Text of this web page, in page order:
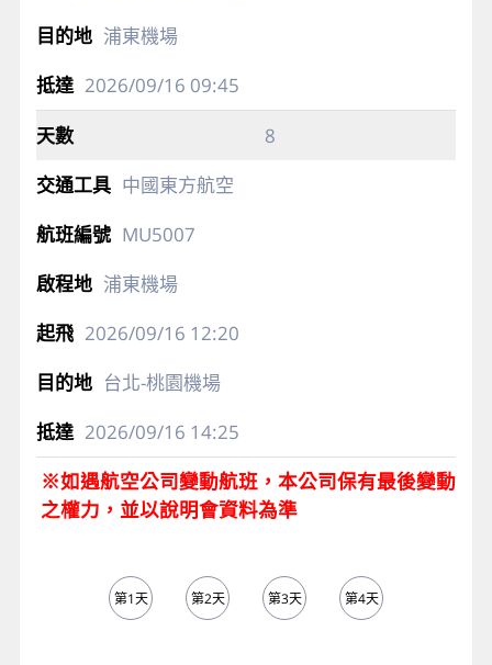
浦東機場
2026/09/16 09:45
8
中國東方航空
MU5007
浦東機場
2026/09/16 12:20
台北-桃園機場
2026/09/16 14:25
※如遇航空公司變動航班，本公司保有最後變動
之權力，並以說明會資料為準
第1天 第2天 第3天 第4天